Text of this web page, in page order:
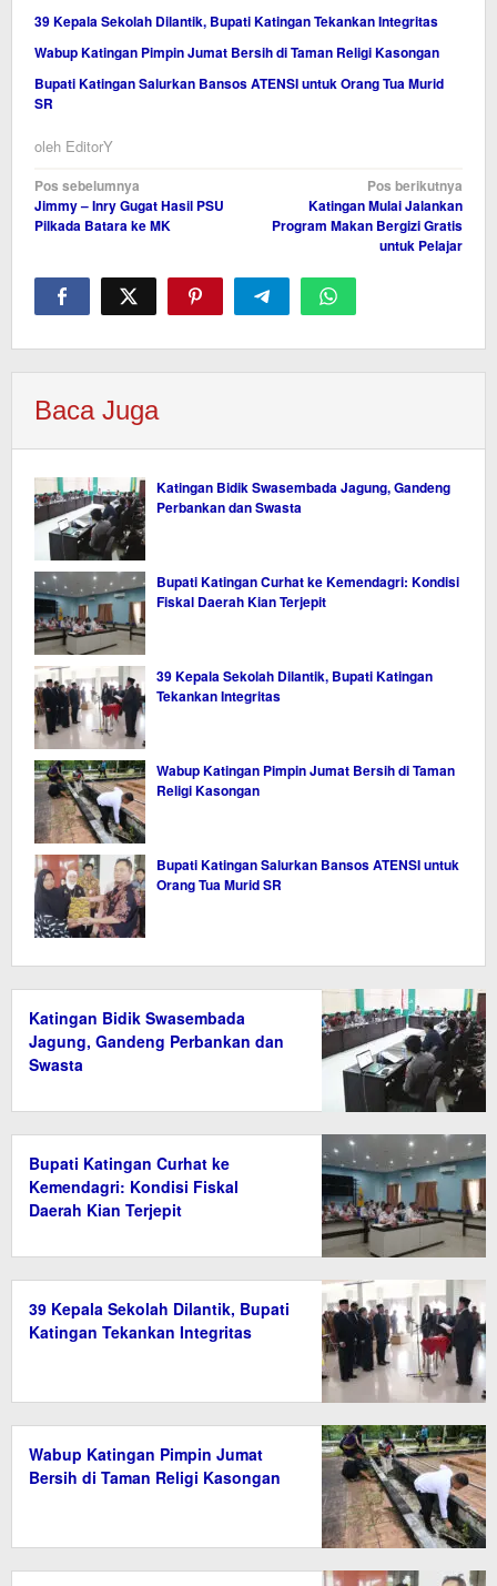
39 Kepala Sekolah Dilantik, Bupati Katingan Tekankan Integritas
Wabup Katingan Pimpin Jumat Bersih di Taman Religi Kasongan
Bupati Katingan Salurkan Bansos ATENSI untuk Orang Tua Murid
SR
oleh EditorY
Navigasi
pos
Pos sebelumnya
Jimmy – Inry Gugat Hasil PSU
Pilkada Batara ke MK
Pos berikutnya
Katingan Mulai Jalankan
Program Makan Bergizi Gratis
untuk Pelajar
Baca Juga
Katingan Bidik Swasembada Jagung, Gandeng
Perbankan dan Swasta
Bupati Katingan Curhat ke Kemendagri: Kondisi
Fiskal Daerah Kian Terjepit
39 Kepala Sekolah Dilantik, Bupati Katingan
Tekankan Integritas
Wabup Katingan Pimpin Jumat Bersih di Taman
Religi Kasongan
Bupati Katingan Salurkan Bansos ATENSI untuk
Orang Tua Murid SR
Katingan Bidik Swasembada
Jagung, Gandeng Perbankan dan
Swasta
Bupati Katingan Curhat ke
Kemendagri: Kondisi Fiskal
Daerah Kian Terjepit
39 Kepala Sekolah Dilantik, Bupati
Katingan Tekankan Integritas
Wabup Katingan Pimpin Jumat
Bersih di Taman Religi Kasongan